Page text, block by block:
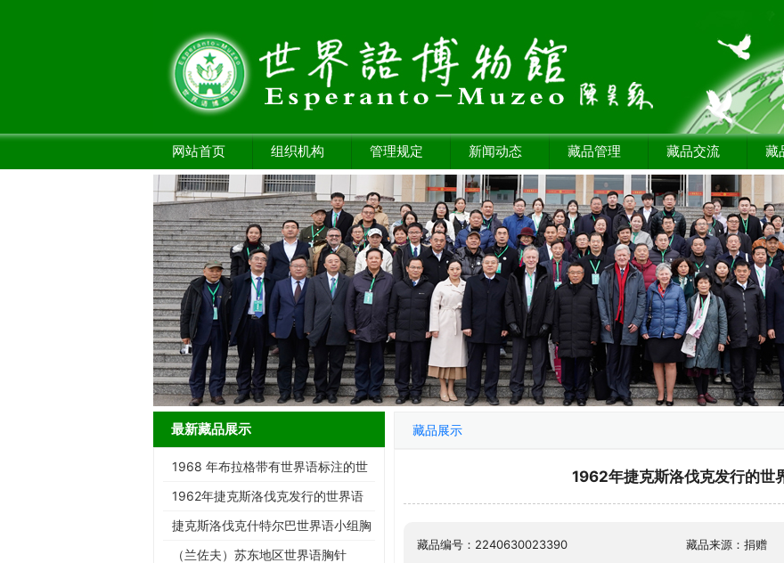
网站首页 组织机构 管理规定 新闻动态 藏品管理 藏品交流 藏
最新藏品展示
1968 年布拉格带有世界语标注的世
界邮展邮票
1962年捷克斯洛伐克发行的世界语
展览邮票
捷克斯洛伐克什特尔巴世界语小组胸
针（兰佐夫）苏东地区世界语胸针
藏品展示
1962年捷克斯洛伐克发行的世
藏品编号：2240630023390 藏品来源：捐赠